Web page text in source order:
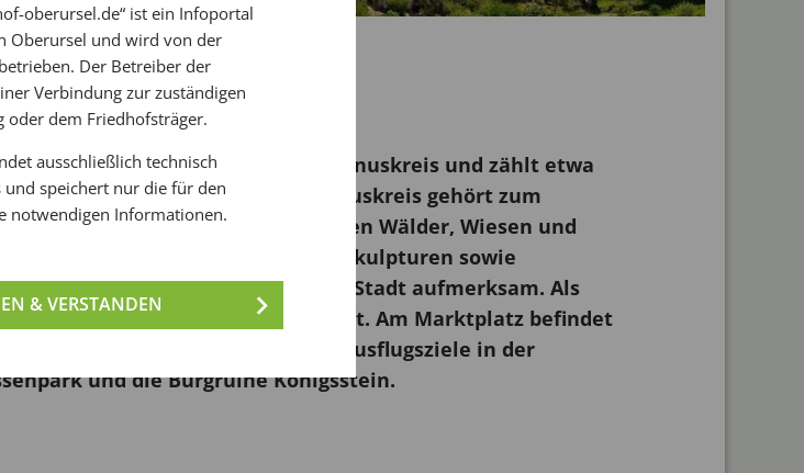
am Main im südlichen Hochtaunuskreis und zählt etwa
und Gemeinden im Hochtaunuskreis gehört zum
Umgebung beeindrucken Wälder, Wiesen und
Alte Brunnen, Mühlen und Skulpturen sowie
der hessischen Stadt aufmerksam. Als
Rathaus aus dem 15. Jahrhundert. Am Marktplatz befindet
zur Stadtgeschichte. Beliebte Ausflugsziele in der
und die Burgruine Königsstein.
oberursel.de“ ist ein Infoportal
Oberursel und wird von der
Der Betreiber der
Verbindung zur zuständigen
oder dem Friedhofsträger.
ausschließlich technisch
und speichert nur die für den
notwendigen Informationen.
& VERSTANDEN